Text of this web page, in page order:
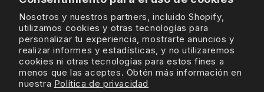
Nosotros y nuestros partners, incluido Shopify,
utilizamos cookies y otras tecnologías para
personalizar tu experiencia, mostrarte anuncios y
realizar informes y estadísticas, y no utilizaremos
cookies ni otras tecnologías para estos fines a
menos que las aceptes. Obtén más información en
nuestra Política de privacidad
Sign Up For Latest Offers
Instagram
Facebook
TikTok